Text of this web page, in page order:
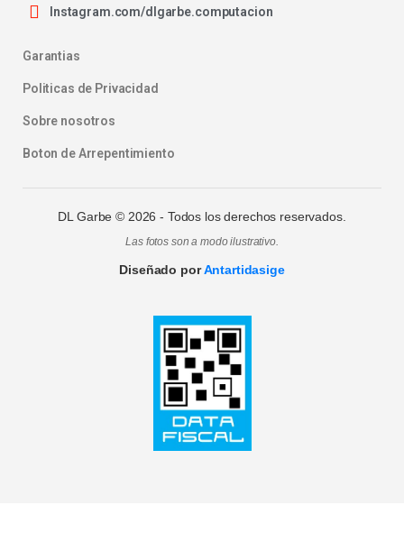
Instagram.com/dlgarbe.computacion
Garantias
Politicas de Privacidad
Sobre nosotros
Boton de Arrepentimiento
DL Garbe © 2026 - Todos los derechos reservados.
Las fotos son a modo ilustrativo.
Diseñado porAntartidasige